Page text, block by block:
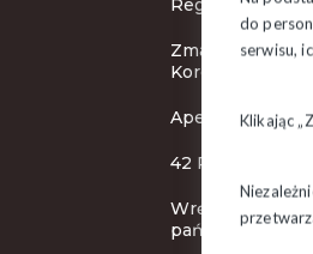
do
serwisu,
Klikając
Regionu
Zmarła
Korolkiewicz
Apel o pomoc
42 Pielgrzymka
Wręczenie
państwowych